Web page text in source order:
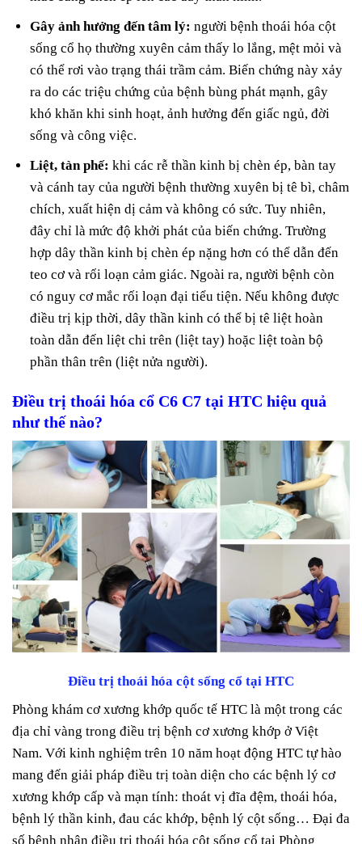
Gây ảnh hưởng đến tâm lý:người bệnh thoái hóa cột
sống cổ họ thường xuyên cảm thấy lo lắng, mệt mỏi và
có thể rơi vào trạng thái trầm cảm. Biến chứng này xảy
ra do các triệu chứng của bệnh bùng phát mạnh, gây
khó khăn khi sinh hoạt, ảnh hưởng đến giấc ngủ, đời
sống và công việc.
Liệt, tàn phế:khi các rễ thần kinh bị chèn ép, bàn tay
và cánh tay của người bệnh thường xuyên bị tê bì, châm
chích, xuất hiện dị cảm và không có sức. Tuy nhiên,
đây chỉ là mức độ khởi phát của biến chứng. Trường
hợp dây thần kinh bị chèn ép nặng hơn có thể dẫn đến
teo cơ và rối loạn cảm giác. Ngoài ra, người bệnh còn
có nguy cơ mắc rối loạn đại tiểu tiện. Nếu không được
điều trị kịp thời, dây thần kinh có thể bị tê liệt hoàn
toàn dẫn đến liệt chi trên (liệt tay) hoặc liệt toàn bộ
phần thân trên (liệt nửa người).
Điều trị thoái hóa cổ C6 C7 tại HTC hiệu quả
như thế nào?
Điều trị thoái hóa cột sống cổ tại HTC
Phòng khám cơ xương khớp quốc tế HTC là một trong các
địa chỉ vàng trong điều trị bệnh cơ xương khớp ở Việt
Nam. Với kinh nghiệm trên 10 năm hoạt động HTC tự hào
mang đến giải pháp điều trị toàn diện cho các bệnh lý cơ
xương khớp cấp và mạn tính: thoát vị đĩa đệm, thoái hóa,
bệnh lý thần kinh, đau các khớp, bệnh lý cột sống… Đại đa
số bệnh nhân điều trị thoái hóa cột sống cổ tại Phòng